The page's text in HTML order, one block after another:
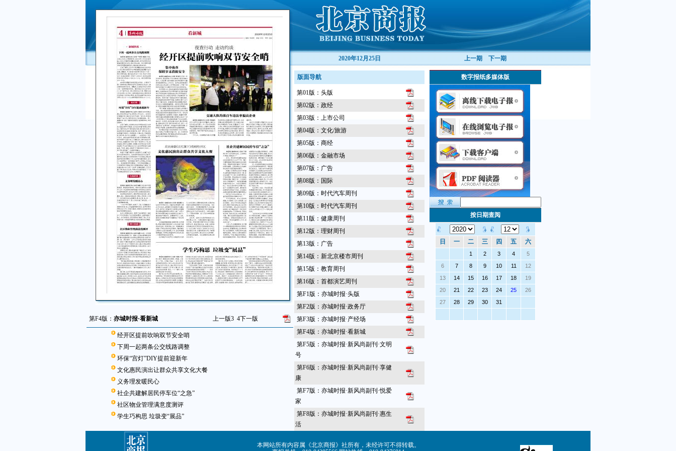
第F4版： 亦城时报·看新城 上一版3 4下一版
经开区提前吹响双节安全哨
下周一起两条公交线路调整
环保“宫灯”DIY提前迎新年
文化惠民演出让群众共享文化大餐
义务理发暖民心
社企共建解居民停车位“之急”
社区物业管理满意度测评
学生巧构思 垃圾变“展品”
2020年12月25日
版面导航
第01版：头版
第02版：政经
第03版：上市公司
第04版：文化/旅游
第05版：商经
第06版：金融市场
第07版：广告
第08版：国际
第09版：时代汽车周刊
第10版：时代汽车周刊
第11版：健康周刊
第12版：理财周刊
第13版：广告
第14版：新北京楼市周刊
第15版：教育周刊
第16版：首都演艺周刊
第F1版：亦城时报·头版
第F2版：亦城时报·政务厅
第F3版：亦城时报·产经场
第F4版：亦城时报·看新城
第F5版：亦城时报·新风尚副刊·文明
号
第F6版：亦城时报·新风尚副刊·享健
康
第F7版：亦城时报·新风尚副刊·悦爱
家
第F8版：亦城时报·新风尚副刊·惠生
活
上一期 下一期
数字报纸多媒体版
按日期查阅
日 一 二 三 四 五 六
1 2 3 4
5
6
7 8 9 10 11
12
13
14 15 16 17 18
19
20
21 22 23 24 25
26
27
28 29 30 31
本网站所有内容属《北京商报》社所有，未经许可不得转载。